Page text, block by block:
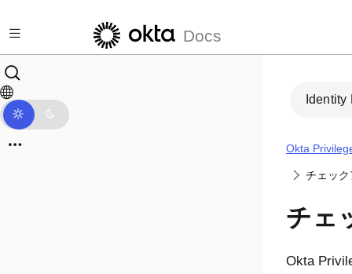
Docs
Identity
Okta
チェッ
チェ
Okta